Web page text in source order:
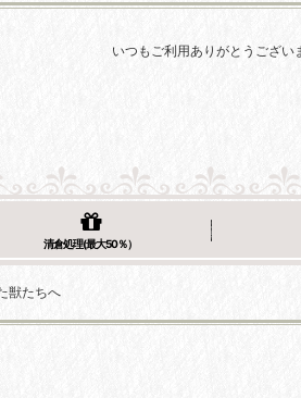
いつもご利用ありがとうござい
清倉処理(最大50％）
獣たちへ